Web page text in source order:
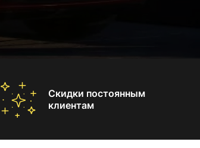
Скидки постоянным
клиентам